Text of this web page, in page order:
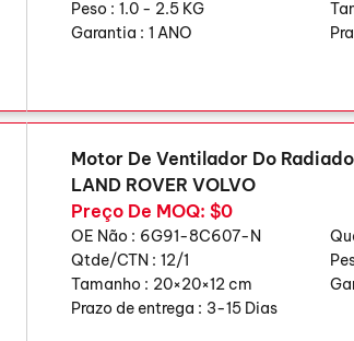
Peso : 1.0 - 2.5 KG
Garantia : 1 ANO
Motor De Ventilador Do
LAND ROVER VOLVO
Preço De MOQ: $0
OE Não : 6G91-8C607-N
Qtde/CTN : 12/1
Tamanho : 20×20×12 cm
Prazo de entrega : 3-15 Dias